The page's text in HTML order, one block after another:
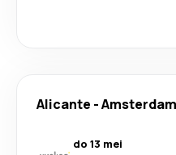
Alicante -Amsterdam
do 13 mei